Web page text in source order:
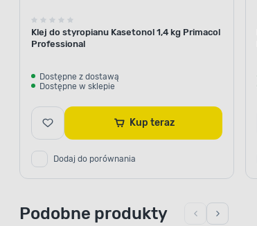
Klej do styropianu Kasetonol 1,4 kg Primacol
Professional
Dostępne z dostawą
Dostępne w sklepie
Kup teraz
Dodaj do porównania
Podobne produkty